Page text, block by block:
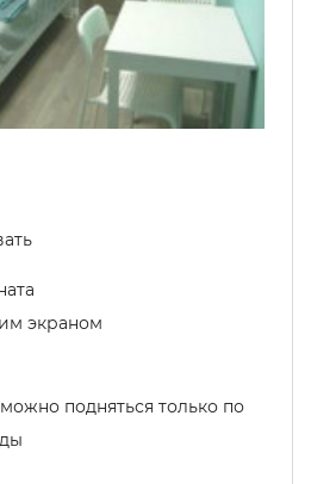
экраном
подняться только по